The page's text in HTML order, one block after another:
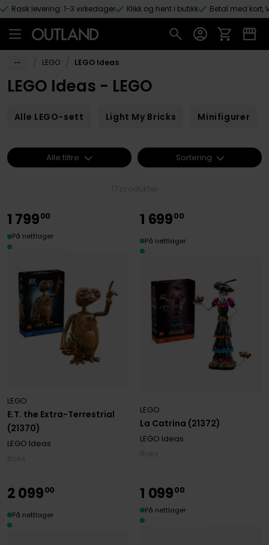
Hopp til hovedinnhold
Rask levering: 1-3 virkedager Klikk og hent i butikk Betal med kort,
LEGO LEGO Ideas
LEGO Ideas - LEGO
Alle LEGO-sett Light My Bricks Minifigurer
E.T. the Extra-Terrestrial
(21370)
LEGO
LEGO Ideas
1 79900
På nettlager
La Catrina (21372)
LEGO
LEGO Ideas
1 69900
På nettlager
209900
På nettlager
1 09900
På nettlager
Alle filtre Sortering